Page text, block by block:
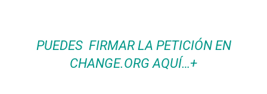
PUEDES FIRMAR LA PETICIÓN EN
CHANGE.ORG AQUÍ…+